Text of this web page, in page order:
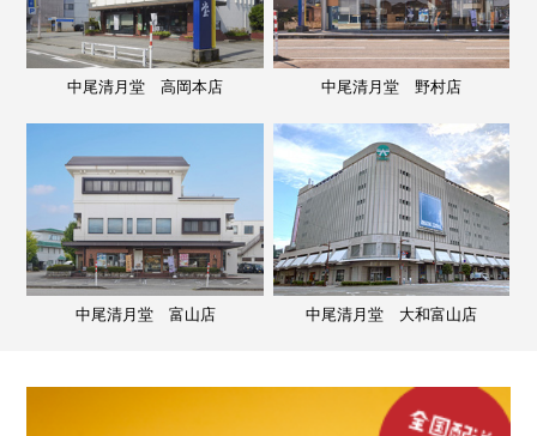
中尾清月堂 高岡本店 中尾清月堂 野村店
中尾清月堂 富山店 中尾清月堂 大和富山店